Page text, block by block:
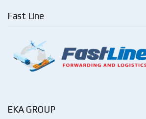
Fast Line
EKA GROUP